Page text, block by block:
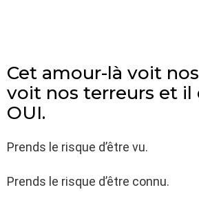
Cet amour-là voit
voit nos terreurs et il
OUI.
Prends le risque d’être vu.
Prends le risque d’être connu.